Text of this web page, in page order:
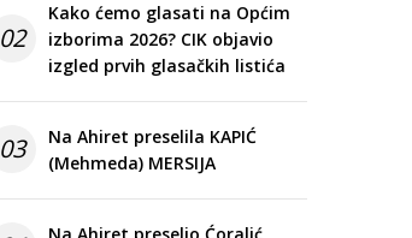
02
Kako ćemo glasati na Općim
izborima 2026? CIK objavio
izgled prvih glasačkih listića
03
Na Ahiret preselila KAPIĆ
(Mehmeda) MERSIJA